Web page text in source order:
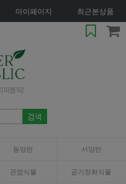
마이페이지 최근본상품
동양란 서양란
관엽식물 공기정화식물